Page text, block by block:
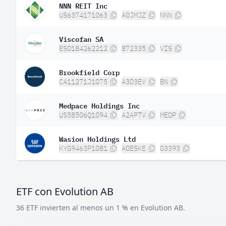
NNN REIT Inc
US6374171063 A0JMJZ NNN
Viscofan SA
ES0184262212 872335 VIS
Brookfield Corp
CA11271J1075 A3D3EV BN
Medpace Holdings Inc
US58506Q1094 A2APTV MEDP
Wasion Holdings Ltd
KYG9463P1081 A0ESKE 03393
ETF con Evolution AB
36 ETF invierten al menos un 1 % en Evolution AB.